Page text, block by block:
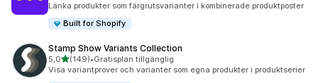
Länka produkter som färgrutsvarianter i kombinerade produktposter
Built for Shopify
Stamp Show Variants Collection
5,0av 5 stjärnor
(149)
149 recensioner totalt
•Gratisplan tillgänglig
Visa variantprover och varianter som egna produkter i produktserier